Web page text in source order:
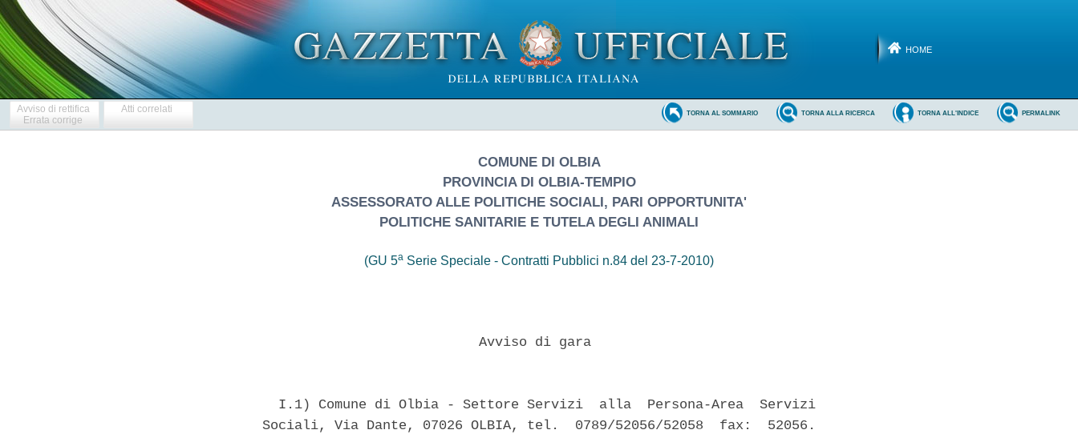
HOME
Avviso di rettifica
Errata corrige
Atti correlati PERMALINK
TORNA ALL'INDICE
TORNA ALLA RICERCA
TORNA AL SOMMARIO
COMUNE DI OLBIA
PROVINCIA DI OLBIA-TEMPIO
ASSESSORATO ALLE POLITICHE SOCIALI, PARI OPPORTUNITA'
POLITICHE SANITARIE E TUTELA DEGLI ANIMALI
(GU 5a Serie Speciale - Contratti Pubblici n.84 del 23-7-2010)
                           Avviso di gara
  I.1) Comune di Olbia - Settore Servizi  alla  Persona-Area  Servizi
Sociali, Via Dante, 07026 OLBIA, tel.  0789/52056/52058  fax:  52056.